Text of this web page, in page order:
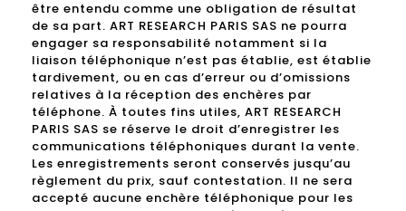
être entendu comme une obligation de résultat
de sa part. ART RESEARCH PARIS SAS ne pourra
engager sa responsabilité notamment si la
liaison téléphonique n’est pas établie, est établie
tardivement, ou en cas d’erreur ou d’omissions
relatives à la réception des enchères par
téléphone. À toutes fins utiles, ART RESEARCH
PARIS SAS se réserve le droit d’enregistrer les
communications téléphoniques durant la vente.
Les enregistrements seront conservés jusqu’au
règlement du prix, sauf contestation. Il ne sera
accepté aucune enchère téléphonique pour les